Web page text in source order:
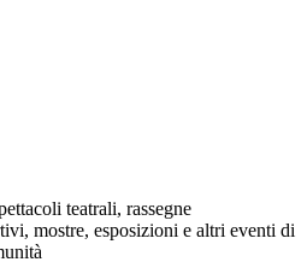
teatrali, rassegne
mostre, esposizioni e altri eventi di